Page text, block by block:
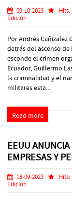
09-10-2023 Hits:
Edición
Por Andrés Cañizalez
detrás del ascenso
esconde el crimen
Ecuador, Guillermo
la criminalidad y el
militares esta...
Read more
EEUU
EMPRESAS Y
18-09-2023 Hits:
Edición